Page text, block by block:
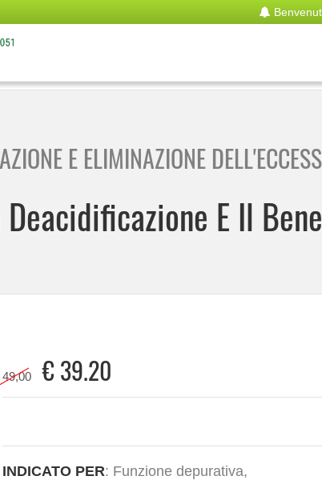
E ELIMINAZIONE
E Il
49,00 € 39.20
INDICATO PER: Funzione depurativa,